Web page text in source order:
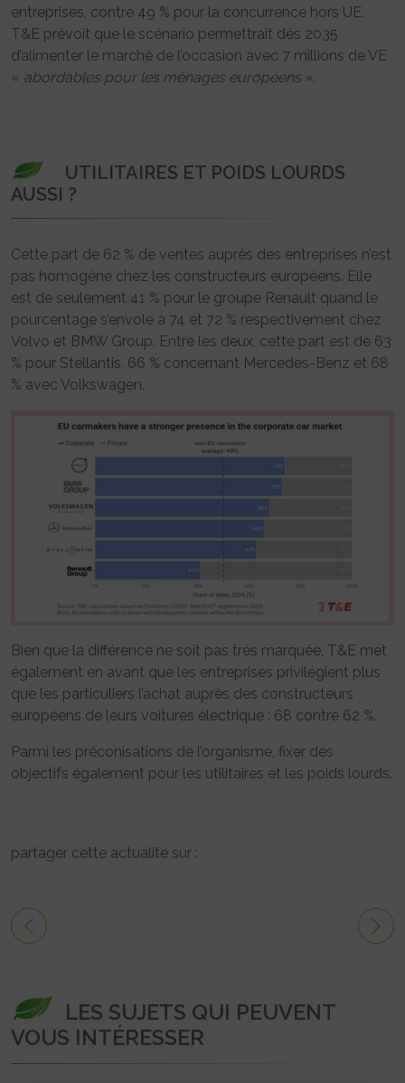
entreprises, contre 49 % pour la concurrence hors UE.
T&E prévoit que le scénario permettrait dès 2035
d’alimenter le marché de l’occasion avec 7 millions de VE
« abordables pour les ménages européens».
UTILITAIRES ET POIDS LOURDS
AUSSI ?
Cette part de 62 % de ventes auprès des entreprises n’est
pas homogène chez les constructeurs européens. Elle
est de seulement 41 % pour le groupe Renault quand le
pourcentage s’envole à 74 et 72 % respectivement chez
Volvo et BMW Group. Entre les deux, cette part est de 63
% pour Stellantis, 66 % concernant Mercedes-Benz et 68
% avec Volkswagen.
Bien que la différence ne soit pas très marquée, T&E met
également en avant que les entreprises privilégient plus
que les particuliers l’achat auprès des constructeurs
européens de leurs voitures électrique : 68 contre 62 %.
Parmi les préconisations de l’organisme, fixer des
objectifs également pour les utilitaires et les poids lourds.
partager cette actualité sur :
LES SUJETS QUI PEUVENT
VOUS INTÉRESSER